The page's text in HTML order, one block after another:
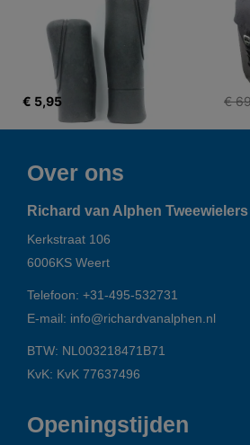
€ 5,95 €
Over ons
Richard van Alphen Tweewielers
Kerkstraat 106
6006KS Weert
Telefoon: +31-495-532731
E-mail: info@richardvanalphen.nl
BTW: NL003218471B71
KvK: KvK 77637496
Openingstijden